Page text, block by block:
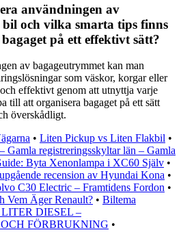
användningen av
och vilka smarta tips finns
på ett effektivt sätt?
av bagageutrymmet kan man
som väskor, korgar eller
effektivt genom att utnyttja varje
till att organisera bagaget på ett sätt
överskådligt.
• Liten Pickup vs Liten Flakbil •
Gamla registreringsskyltar län – Gamla
Byta Xenonlampa i XC60 Själv •
recension av Hyundai Kona •
C30 Electric – Framtidens Fordon •
Vem Äger Renault? • Biltema
DIESEL –
FÖRBRUKNING •